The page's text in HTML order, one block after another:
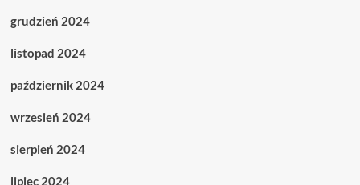
grudzień 2024
listopad 2024
październik 2024
wrzesień 2024
sierpień 2024
lipiec 2024